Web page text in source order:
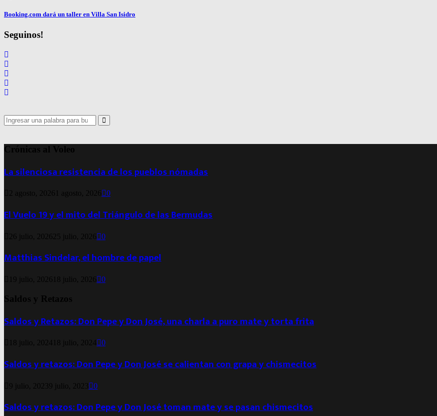
Booking.com dará un taller en Villa San Isidro
Seguinos!
Search
for:
Search
Crónicas al Voleo
La silenciosa resistencia de los pueblos nómadas
2 agosto, 2026 1 agosto, 2026 0
El Vuelo 19 y el mito del Triángulo de las Bermudas
26 julio, 2026 25 julio, 2026 0
Matthias Sindelar, el hombre de papel
19 julio, 2026 18 julio, 2026 0
Saldos y Retazos
Saldos y Retazos: Don Pepe y Don José, una charla a puro mate y torta frita
18 julio, 2024 18 julio, 2024 0
Saldos y retazos: Don Pepe y Don José se calientan con grapa y chismecitos
9 julio, 20239 julio, 2023 0
Saldos y retazos: Don Pepe y Don José toman mate y se pasan chismecitos